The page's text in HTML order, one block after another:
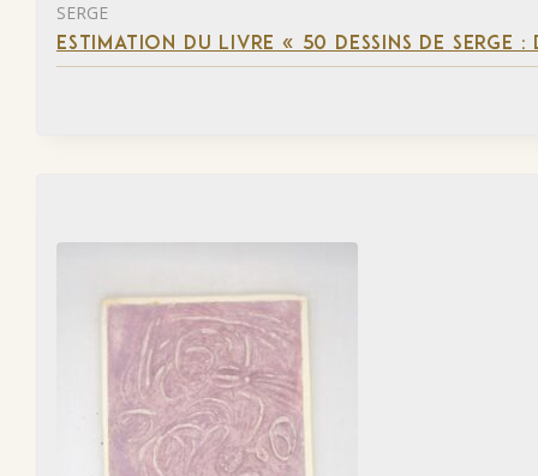
SERGE
ESTIMATION DU LIVRE « 50 DESSINS DE SERGE